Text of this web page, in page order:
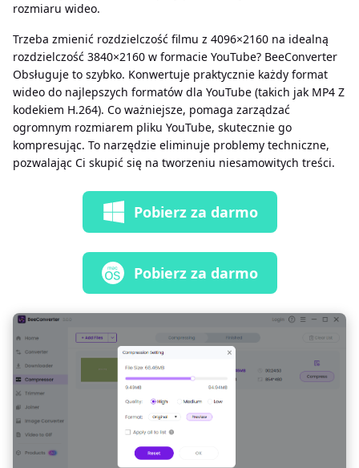
rozmiaru wideo.
Trzeba zmienić rozdzielczość filmu z 4096×2160 na idealną
rozdzielczość 3840×2160 w formacie YouTube? BeeConverter
Obsługuje to szybko. Konwertuje praktycznie każdy format
wideo do najlepszych formatów dla YouTube (takich jak MP4 Z
kodekiem H.264). Co ważniejsze, pomaga zarządzać
ogromnym rozmiarem pliku YouTube, skutecznie go
kompresując. To narzędzie eliminuje problemy techniczne,
pozwalając Ci skupić się na tworzeniu niesamowitych treści.
Pobierz za darmo
Pobierz za darmo